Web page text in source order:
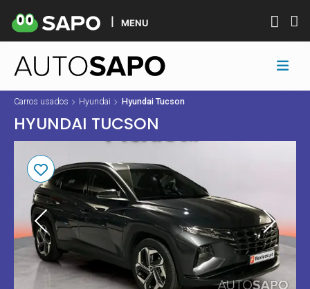
MENU
Carros usados Hyundai Hyundai Tucson
HYUNDAI TUCSON